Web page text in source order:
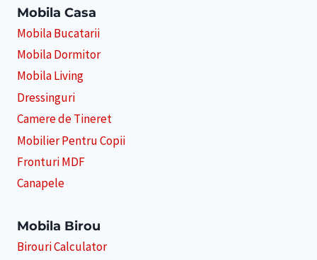
Mobila Casa
Mobila Bucatarii
Mobila Dormitor
Mobila Living
Dressinguri
Camere de Tineret
Mobilier Pentru Copii
Fronturi MDF
Canapele
Mobila Birou
Birouri Calculator